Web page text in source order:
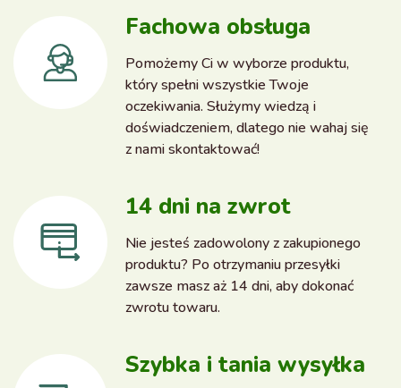
Fachowa obsługa
Pomożemy Ci w wyborze produktu,
który spełni wszystkie Twoje
oczekiwania. Służymy wiedzą i
doświadczeniem, dlatego nie wahaj się
z nami skontaktować!
14 dni na zwrot
Nie jesteś zadowolony z zakupionego
produktu? Po otrzymaniu przesyłki
zawsze masz aż 14 dni, aby dokonać
zwrotu towaru.
Szybka i tania wysyłka